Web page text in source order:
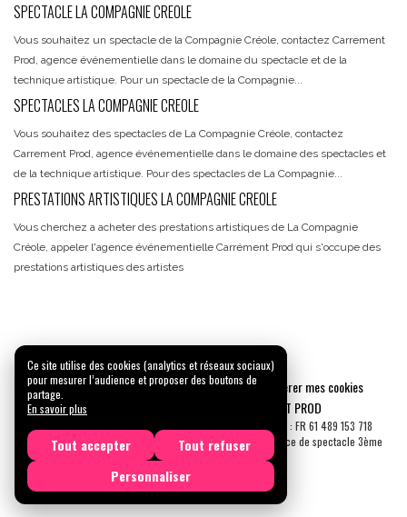
SPECTACLE LA COMPAGNIE CREOLE
Vous souhaitez un spectacle de la Compagnie Créole, contactez Carrement
Prod, agence événementielle dans le domaine du spectacle et de la
technique artistique. Pour un spectacle de la Compagnie...
SPECTACLES LA COMPAGNIE CREOLE
Vous souhaitez des spectacles de La Compagnie Créole, contactez
Carrement Prod, agence événementielle dans le domaine des spectacles et
de la technique artistique. Pour des spectacles de La Compagnie...
PRESTATIONS ARTISTIQUES LA COMPAGNIE CREOLE
Vous cherchez a acheter des prestations artistiques de La Compagnie
Créole, appeler l'agence événementielle Carrément Prod qui s'occupe des
prestations artistiques des artistes
Mentions légales Confidentialité
Gérer mes cookies
Tous droits réservés © 2026 |
CARREMENT PROD
N° SIRET : 489 153 718 00031 - APE : 9001 Z - N° TVA Int. : FR 61 489 153 718
Licence de spectacle 2ème catégorie N°2-1048153 - Licence de spectacle 3ème
catégorie N°3-1048152
Ce site utilise des cookies (analytics et réseaux sociaux)
pour mesurer l’audience et proposer des boutons de
partage.
En savoir plus
Tout accepter
Tout refuser
Personnaliser